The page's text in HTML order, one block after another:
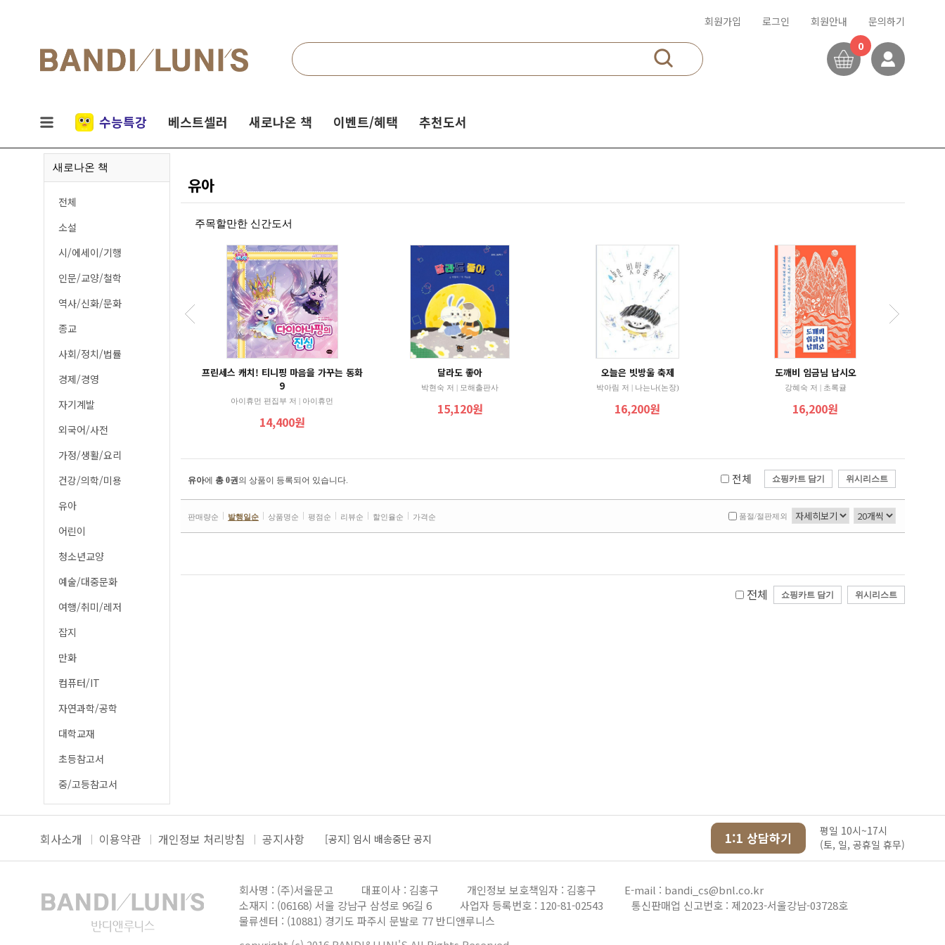
회원가입 로그인 회원안내 문의하기
검색 0
실시간
인기
수능특강 베스트셀러 새로나온 책 이벤트/혜택 추천도서
새로나온 책
전체
소설
시/에세이/기행
인문/교양/철학
역사/신화/문화
종교
사회/정치/법률
경제/경영
자기계발
외국어/사전
가정/생활/요리
건강/의학/미용
유아
어린이
청소년교양
예술/대중문화
여행/취미/레저
잡지
만화
컴퓨터/IT
자연과학/공학
대학교재
초등참고서
중/고등참고서
유아
주목할만한 신간도서
당근 사러 갔다가 앵무새 사 왔어요!
마이클 로젠 저 | 토토북
15,300원
프린세스 캐치! 티니핑 마음을 가꾸는 동화
9
아이휴먼 편집부 저 | 아이휴먼
14,400원
달라도 좋아
박현숙 저 | 모해출판사
15,120원
오늘은 빗방울 축제
박아림 저 | 나는나(논장)
16,200원
도깨비 임금님 납시오
강혜숙 저 | 초록귤
16,200원
판매량순 발행일순 상품명순 평점순 리뷰순 할인율순 가격순 품절/절판제외
유아에 총 0권의 상품이 등록되어 있습니다. 전체 쇼핑카트 담기 위시리스트
전체 쇼핑카트 담기 위시리스트
회사소개 이용약관 개인정보 처리방침 공지사항
[공지] 임시 배송중단 공지
[공지] 임시 배송중단 공지
[공지] 회원가입 메일 오발송 전산오류 공지
[공지] 임시 배송중단 공지
더보기
1:1 상담하기
평일 10시~17시
(토, 일, 공휴일 휴무)
회사명 : (주)서울문고 대표이사 : 김홍구 개인정보 보호책임자 : 김홍구
E-mail : bandi_cs@bnl.co.kr
소재지 : (06168) 서울 강남구 삼성로 96길 6
사업자 등록번호 : 120-81-02543
통신판매업 신고번호 : 제2023-서울강남-03728호
물류센터 : (10881) 경기도 파주시 문발로 77 반디앤루니스